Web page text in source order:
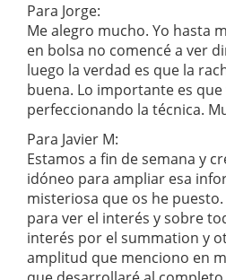
Para Jorge:
Me alegro mucho. Yo hasta
en bolsa no comencé a ver
luego la verdad es que la
buena. Lo importante es
perfeccionando la técnica.
Para Javier M:
Estamos a fin de semana y
idóneo para ampliar esa
misteriosa que os he
para ver el interés y sobre
interés por el summation y
amplitud que menciono en